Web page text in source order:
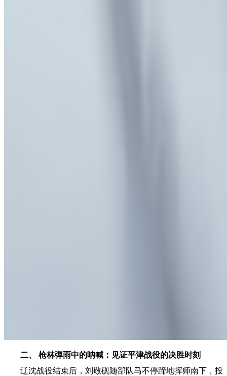
二、 枪林弹雨中的呐喊：见证平津战役的决胜时刻
辽沈战役结束后，刘敬砚随部队马不停蹄地挥师南下，投